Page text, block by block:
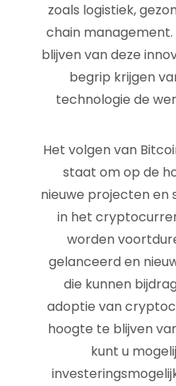
zoals logistiek,
chain
blijven van deze
begrip krijgen
technologie de
Het volgen van
staat om op de
nieuwe projecten en
in het
worden
gelanceerd en
die kunnen
adoptie van
hoogte te blijven
kunt u